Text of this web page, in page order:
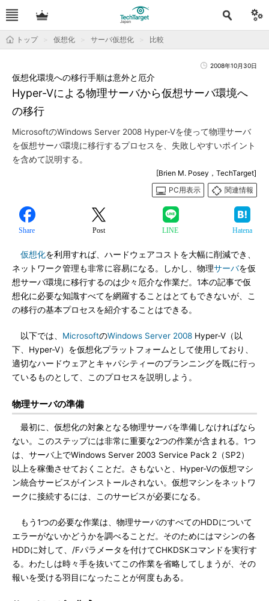
トップ 仮想化 サーバ仮想化 比較
2008年10月30日
Hyper-Vによる物理サーバから仮想サーバ環境へ
の移行
仮想化環境への移行手順は意外と厄介
MicrosoftのWindows Server 2008 Hyper-Vを使って物理サーバ
を仮想サーバ環境に移行するプロセスを、失敗しやすいポイント
を含めて説明する。
[Brien M. Posey，TechTarget]
PC用表示
関連情報
Share Post LINE Hatena
仮想化を利用すれば、ハードウェアコストを大幅に削減でき、
ネットワーク管理も非常に容易になる。しかし、物理サーバを仮
想サーバ環境に移行するのは少々厄介な作業だ。1本の記事で仮
想化に必要な知識すべてを網羅することはとてもできないが、こ
の移行の基本プロセスを紹介することはできる。
以下では、 MicrosoftのWindows Server 2008 Hyper-V（以
下、Hyper-V）を仮想化プラットフォームとして使用しており、
適切なハードウェアとキャパシティーのプランニングを既に行っ
ているものとして、このプロセスを説明しよう。
物理サーバの準備
最初に、仮想化の対象となる物理サーバを準備しなければなら
ない。このステップには非常に重要な2つの作業が含まれる。1つ
は、サーバ上でWindows Server 2003 Service Pack 2（SP2）
以上を稼働させておくことだ。さもないと、Hyper-Vの仮想マシ
ン統合サービスがインストールされない。仮想マシンをネットワ
ークに接続するには、このサービスが必要になる。
もう1つの必要な作業は、物理サーバのすべてのHDDについて
エラーがないかどうかを調べることだ。そのためにはマシンの各
HDDに対して、/Fパラメータを付けてCHKDSKコマンドを実行す
る。わたしは時々手を抜いてこの作業を省略してしまうが、その
報いを受ける羽目になったことが何度もある。